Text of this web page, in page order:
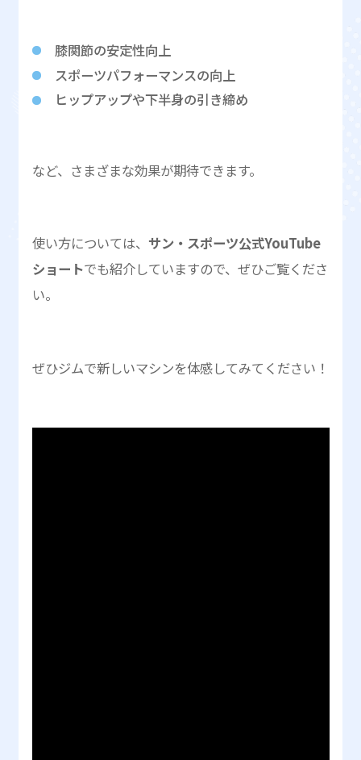
膝関節の安定性向上
スポーツパフォーマンスの向上
ヒップアップや下半身の引き締め
など、さまざまな効果が期待できます。
使い方については、 サン・スポーツ公式YouTube
ショートでも紹介していますので、ぜひご覧くださ
い。
ぜひジムで新しいマシンを体感してみてください！